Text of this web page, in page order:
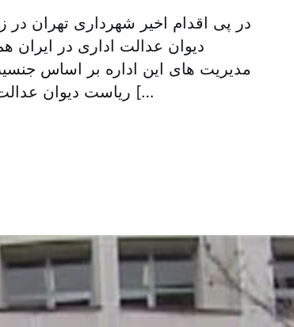
در پی اقدام اخیر شهرداری تهران در
دیوان عدالت اداری در ایران
مدیریت های این اداره بر اساس
ریاست دیوان عدالت اداری ایران در گفتگو با خبرگزاری فارس گفته […